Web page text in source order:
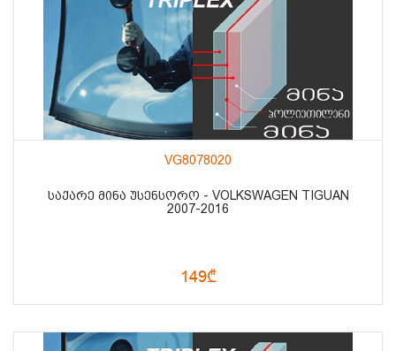
VG8078020
ᲡᲐᲥᲐᲠᲔ ᲛᲘᲜᲐ ᲣᲡᲔᲜᲡᲝᲠᲝ - VOLKSWAGEN TIGUAN
2007-2016
149₾